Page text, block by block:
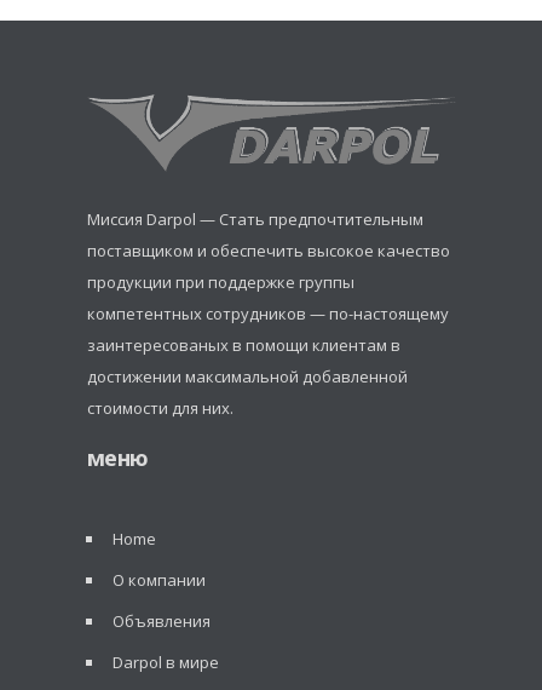
Миссия Darpol — Стать предпочтительным
поставщиком и обеспечить высокое качество
продукции при поддержке группы
компетентных сотрудников — по-настоящему
заинтересованых в помощи клиентам в
достижении максимальной добавленной
стоимости для них.
меню
Home
О компании
Объявления
Darpol в мире